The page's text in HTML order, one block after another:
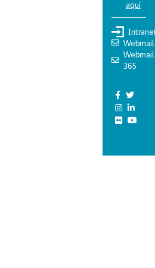
aquí
Webmail
Webmail
365